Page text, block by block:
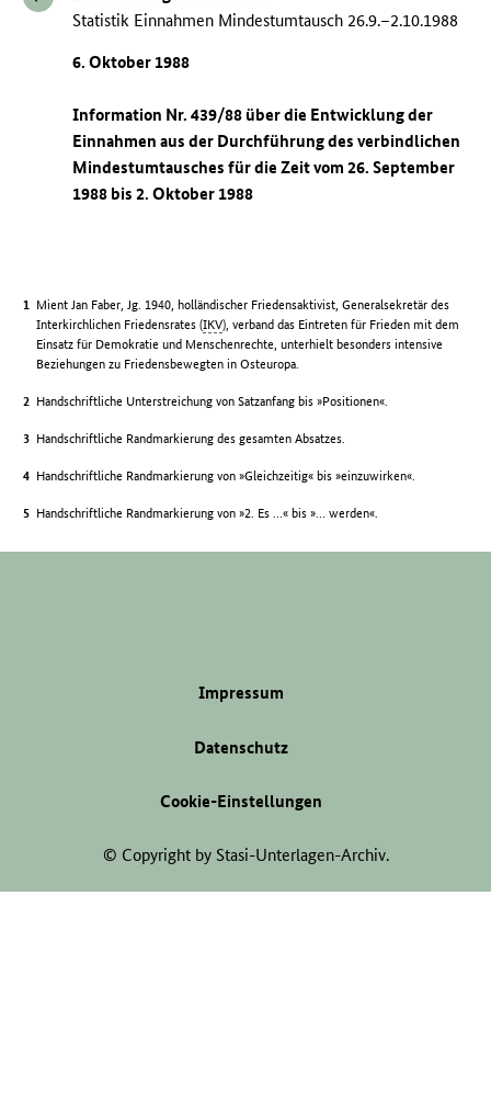
Statistik Einnahmen Mindestumtausch 26.9.–2.10.1988
6. Oktober 1988
Information Nr. 439/88 über die Entwicklung der
Einnahmen aus der Durchführung des verbindlichen
Mindestumtausches für die Zeit vom 26. September
1988 bis 2. Oktober 1988
Mient Jan Faber, Jg. 1940, holländischer Friedensaktivist, Generalsekretär des
Interkirchlichen Friedensrates (IKV), verband das Eintreten für Frieden mit dem
Einsatz für Demokratie und Menschenrechte, unterhielt besonders intensive
Beziehungen zu Friedensbewegten in Osteuropa.
Handschriftliche Unterstreichung von Satzanfang bis »Positionen«.
Handschriftliche Randmarkierung des gesamten Absatzes.
Handschriftliche Randmarkierung von »Gleichzeitig« bis »einzuwirken«.
Handschriftliche Randmarkierung von »2. Es …« bis »… werden«.
Impressum
Datenschutz
Cookie-Einstellungen
© Copyright by Stasi-Unterlagen-Archiv.